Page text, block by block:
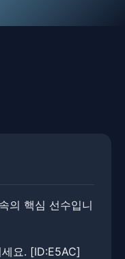
의 핵심 선수입니
요. ​​[ID:E5AC]